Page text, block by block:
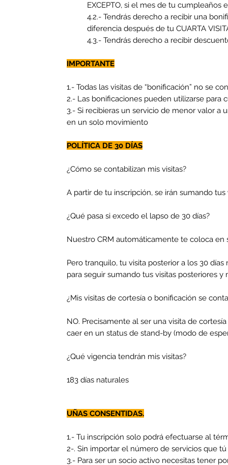
EXCEPTO, si el mes de tu
4.2.- Tendrás derecho a recibir una
diferencia después de tu CUARTA
4.3.- Tendrás derecho a recibir
IMPORTANTE
1.- Todas las visitas de “bonificación” no se
2.- Las bonificaciones pueden utilizarse para
3.- Si recibieras un servicio de menor valor a
en un solo movimiento
POLÍTICA DE 30 DÍAS
¿Cómo se contabilizan mis visitas?
A partir de tu inscripción, se irán sumando
¿Qué pasa si excedo el lapso de 30 días?
Nuestro CRM automáticamente te coloca
Pero tranquilo, tu visita posterior a los 30
para seguir sumando tus visitas posteriores
¿Mis visitas de cortesía o bonificación se
NO. Precisamente al ser una visita de
caer en un status de stand-by (modo de
¿Qué vigencia tendrán mis visitas?
183 días naturales
UÑAS CONSENTIDAS.
1.- Tu inscripción solo podrá efectuarse al
2-. Sin importar el número de servicios que
3.- Para ser un socio activo necesitas tener